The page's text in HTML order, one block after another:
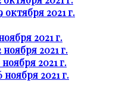
октября 2021 г.
2021 г.
2021 г.
2021 г.
ноября 2021 г.